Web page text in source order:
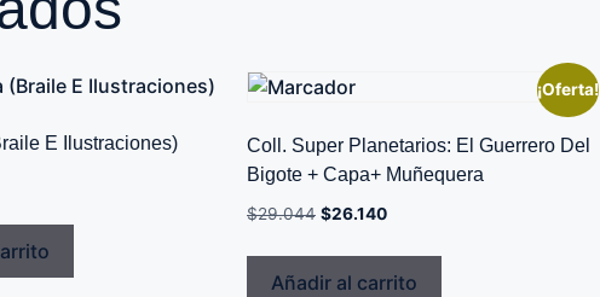
E Ilustraciones)
¡Oferta!
Coll. Super Planetarios: El Guerrero Del
Bigote + Capa+ Muñequera
$29.044 $26.140
Añadir al carrito